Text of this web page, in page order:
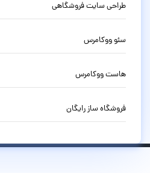
طراحی سایت فروشگاهی
سئو ووکامرس
هاست ووکامرس
فروشگاه ساز رایگان